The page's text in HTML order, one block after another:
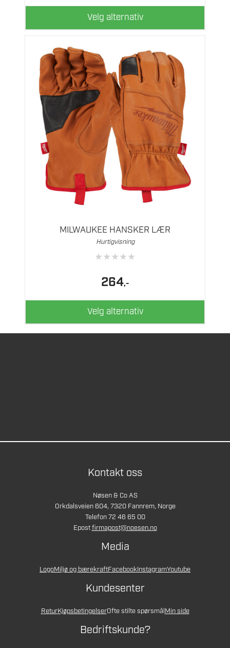
Velg alternativ
produktsiden
MILWAUKEE HANSKER LÆR
Hurtigvisning
★★★★★
264,-
Velg alternativ
Dette
produktsiden
Kontakt oss
Nøsen & Co AS
Orkdalsveien 604, 7320 Fannrem, Norge
Telefon 72 46 65 00
Epostfirmapost@noesen.no
Media
LogoMiljø og bærekraftFacebookInstagramYoutube
Kundesenter
ReturKjøpsbetingelserOfte stilte spørsmålMin side
Bedriftskunde?